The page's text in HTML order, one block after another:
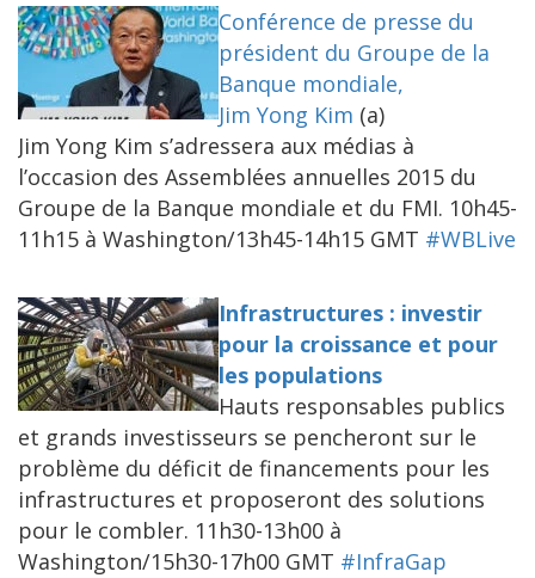
Conférence de presse du
président du Groupe de la
Banque mondiale,
Jim Yong Kim (a)
Jim Yong Kim s’adressera aux médias à
l’occasion des Assemblées annuelles 2015 du
Groupe de la Banque mondiale et du FMI. 10h45-
11h15 à Washington/13h45-14h15 GMT #WBLive
Infrastructures : investir
pour la croissance et pour
les populations
Hauts responsables publics
et grands investisseurs se pencheront sur le
problème du déficit de financements pour les
infrastructures et proposeront des solutions
pour le combler. 11h30-13h00 à
Washington/15h30-17h00 GMT #InfraGap